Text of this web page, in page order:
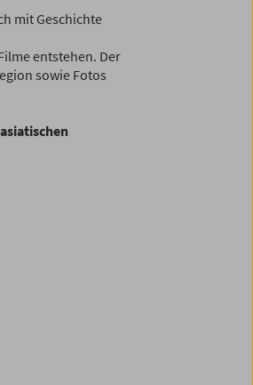
mit Geschichte
entstehen. Der
sowie Fotos